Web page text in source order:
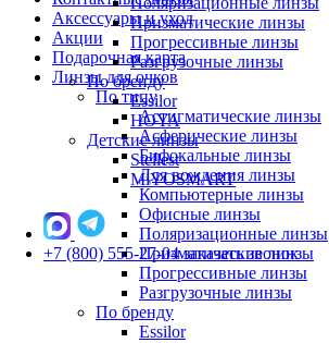
Аксессуары и уход
Акции
Подарочная карта
Линзы для очков
По типу
Астигматические линзы
Асферические линзы
Бифокальные линзы
Для вождения линзы
Компьютерные линзы
Офисные линзы
Поляризационные линзы
Призматические линзы
Прогрессивные линзы
Разгрузочные линзы
По бренду
Essilor
Призматические линзы
Прогрессивные линзы
Разгрузочные линзы
По бренду
Essilor
HOYA
Детские линзы
Stellest
MiYOSMART
+7 (800) 555-27-04 заказать звонок